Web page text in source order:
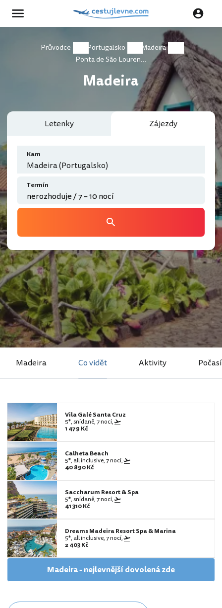
Průvodce Portugalsko
Madeira
Ponta de São Lourenço
Madeira
Letenky Zájezdy
Kam
Madeira (Portugalsko)
Termín
Madeira Co vidět Aktivity Počasí
Vila Galé Santa Cruz
5*, snídaně, 7 nocí,
1 479 Kč
Calheta Beach
5*, all inclusive, 7 nocí,
40 890 Kč
Saccharum Resort & Spa
5*, snídaně, 7 nocí,
41 310 Kč
Dreams Madeira Resort Spa & Marina
5*, all inclusive, 7 nocí,
2 403 Kč
Madeira - nejlevnější dovolená zde